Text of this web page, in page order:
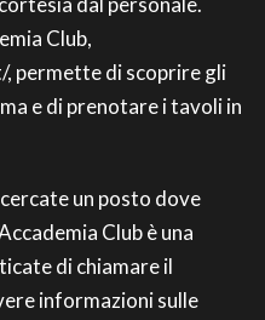
Club,
permette di scoprire gli
e di prenotare i tavoli in
un posto dove
Club è una
di chiamare il
informazioni sulle